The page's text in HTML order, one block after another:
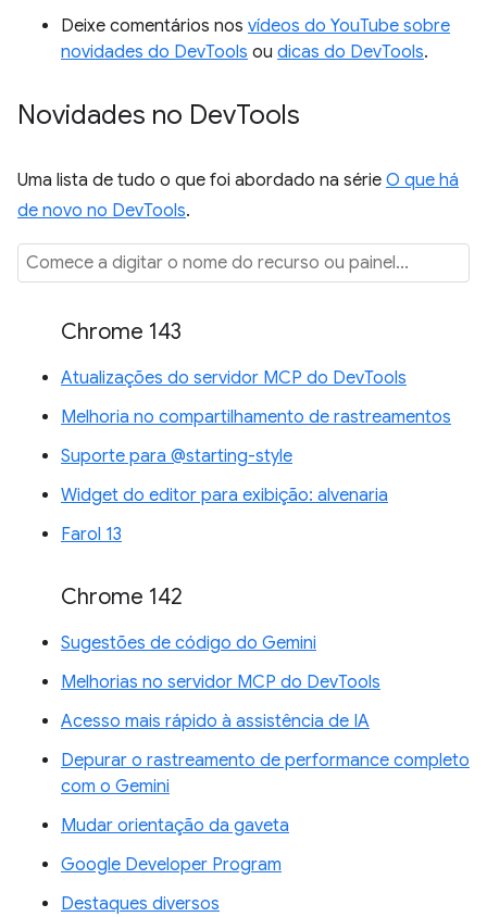
Deixe comentários nos vídeos do YouTube sobre
novidades do DevTools ou dicas do DevTools.
Novidades no DevTools
Uma lista de tudo o que foi abordado na série O que há
de novo no DevTools.
Chrome 143
Atualizações do servidor MCP do DevTools
Melhoria no compartilhamento de rastreamentos
Suporte para @starting-style
Widget do editor para exibição: alvenaria
Farol 13
Chrome 142
Sugestões de código do Gemini
Melhorias no servidor MCP do DevTools
Acesso mais rápido à assistência de IA
Depurar o rastreamento de performance completo
com o Gemini
Mudar orientação da gaveta
Google Developer Program
Destaques diversos